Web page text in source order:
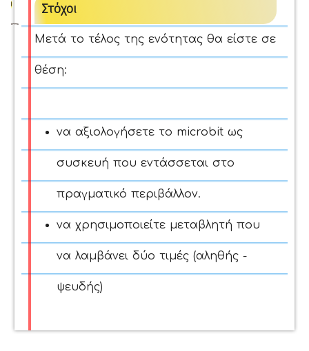
Στόχοι
Μετά το τέλος της ενότητας θα είστε σε
θέση:
να αξιολογήσετε το microbit ως
συσκευή που εντάσσεται στο
πραγματικό περιβάλλον.
να χρησιμοποιείτε μεταβλητή που
να λαμβάνει δύο τιμές (αληθής -
ψευδής)